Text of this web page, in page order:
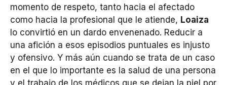
momento de respeto, tanto hacia el afectado
como hacia la profesional que le atiende, Loaiza
lo convirtió en un dardo envenenado. Reducir a
una afición a esos episodios puntuales es injusto
y ofensivo. Y más aún cuando se trata de un caso
en el que lo importante es la salud de una persona
y el trabajo de los médicos que se dejan la piel por